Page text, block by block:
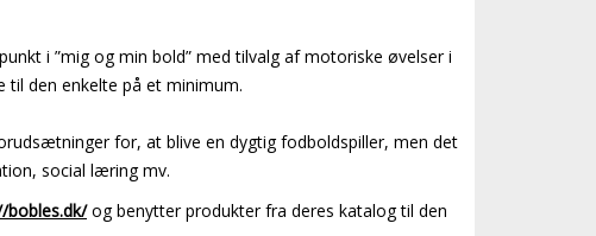
i ”mig og min bold” med tilvalg af motoriske øvelser i
den enkelte på et minimum.
for, at blive en dygtig fodboldspiller, men det
social læring mv.
bobles.dk/ og benytter produkter fra deres katalog til den